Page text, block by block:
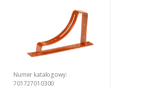
Numer katalogowy:
701727010300